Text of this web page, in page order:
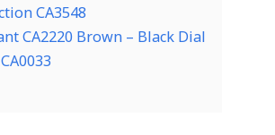
CA3548
CA2220 Brown – Black Dial